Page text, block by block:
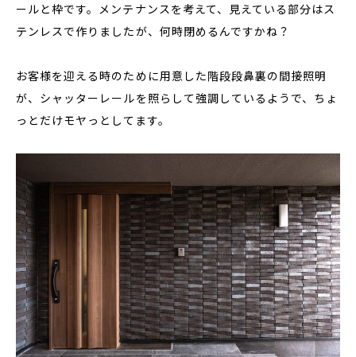
ールと枠です。メンテナンスを考えて、見えている部分はス
テンレスで作りましたが、何時閉めるんですかね？
お客様を迎える時のために用意した階段段鼻裏の間接照明
が、シャッターレールを照らして強調しているようで、ちょ
っとだけモヤっとしてます。